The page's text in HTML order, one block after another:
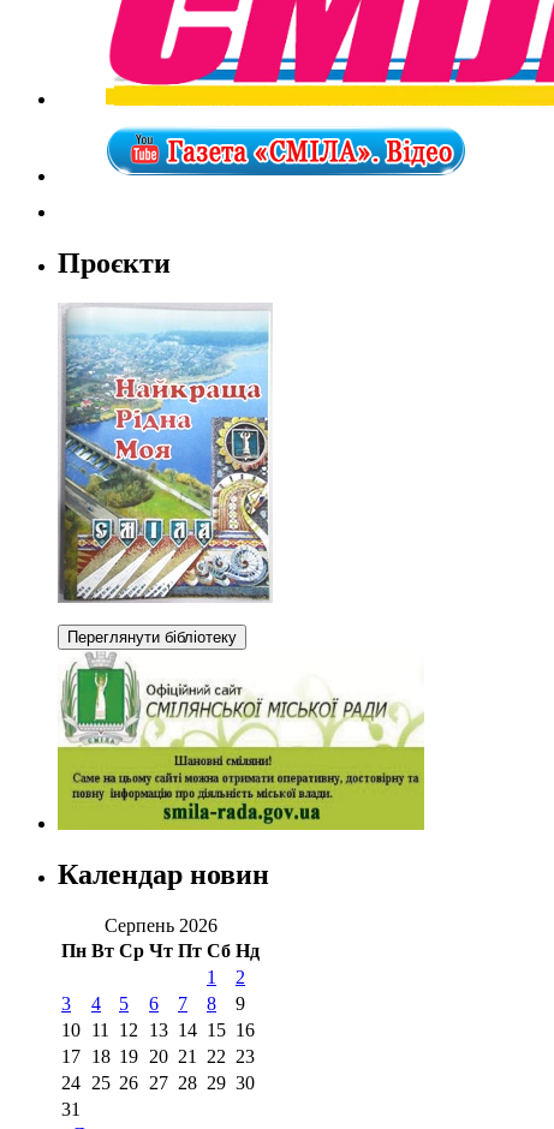
Проєкти
Календар новин
Серпень 2026
Пн Вт Ср Чт Пт Сб Нд
1
2
3
4 5 6 7 8
9
10 11 12 13 14 15 16
17 18 19 20 21 22 23
24 25 26 27 28 29 30
31